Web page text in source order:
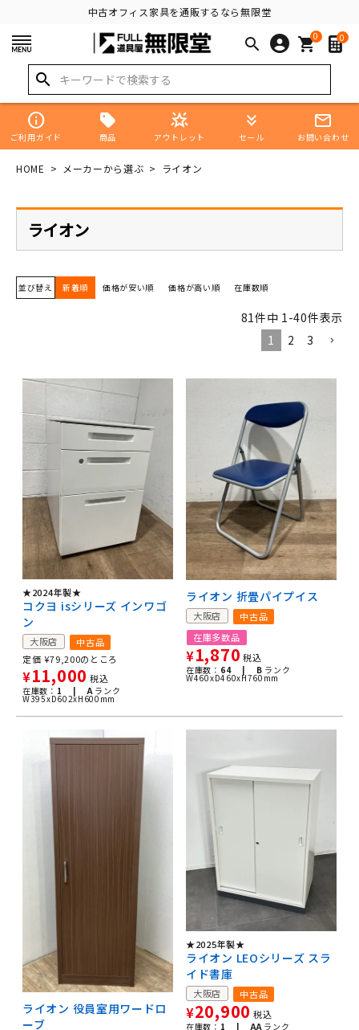
中古オフィス家具を通販するなら無限堂
search 0
shopping_cart 0
search
info
ご利用ガイド 商品
star_shine
アウトレット
keyboard_double_arrow_down
セール
mail_outline
お問い合わせ
HOME メーカーから選ぶ ライオン
ライオン
並び替え 新着順 価格が安い順 価格が高い順 在庫数順
81件中 1-40件表示
1
2 3
★2024年製★
コクヨ isシリーズ インワゴ
ン
大阪店
中古品
定価 ¥79,200のところ
¥11,000 税込
在庫数： 1 | Aランク
W395xD602xH600mm
ライオン 折畳パイプイス
大阪店
中古品
在庫多数品
¥1,870 税込
在庫数： 64 | B ランク
W460xD460xH760mm
ライオン 役員室用ワードロ
ーブ
★2025年製★
ライオン LEOシリーズ スラ
イド書庫
大阪店 中古品
¥20,900 税込
在庫数： 1 | AAランク